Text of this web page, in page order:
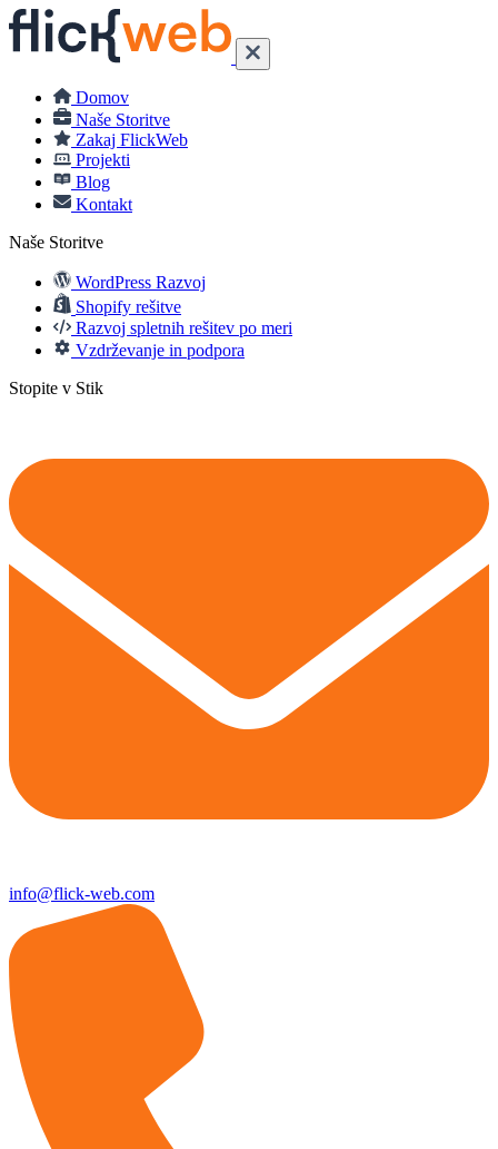
Domov
Naše Storitve
Zakaj FlickWeb
Projekti
Blog
Kontakt
Naše Storitve
WordPress Razvoj
Shopify rešitve
Razvoj spletnih rešitev po meri
Vzdrževanje in podpora
Stopite v Stik
info@flick-web.com